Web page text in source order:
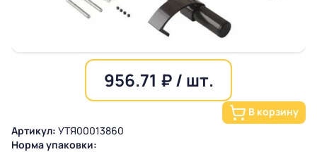
956.71 ₽ / шт.
В корзину
Артикул: УТЯ00013860
Норма упаковки: